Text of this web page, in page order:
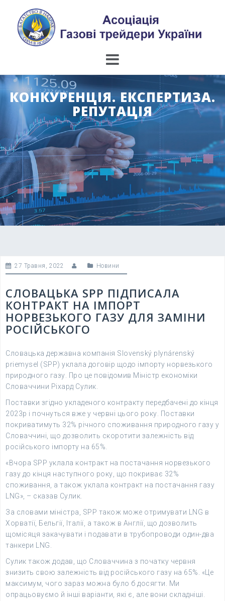
content
КОНКУРЕНЦІЯ. ЕКСПЕРТИЗА.
РЕПУТАЦІЯ
27 Травня, 2022 Новини
СЛОВАЦЬКА SPP ПІДПИСАЛА
КОНТРАКТ НА ІМПОРТ
НОРВЕЗЬКОГО ГАЗУ ДЛЯ ЗАМІНИ
РОСІЙСЬКОГО
Словацька державна компанія Slovenský plynárenský
priemysel (SPP) уклала договір щодо імпорту норвезького
природного газу. Про це повідомив Міністр економіки
Словаччини Ріхард Сулик.
Поставки згідно укладеного контракту передбачені до кінця
2023р і почнуться вже у червні цього року. Поставки
покриватимуть 32% річного споживання природного газу у
Словаччині, що дозволить скоротити залежність від
російського імпорту на 65%.
«Вчора SPP уклала контракт на постачання норвезького
газу до кінця наступного року, що покриває 32%
споживання, а також уклала контракт на постачання газу
LNG», – сказав Сулик.
За словами міністра, SPP також може отримувати LNG в
Хорватії, Бельгії, Італії, а також в Англії, що дозволить
щомісяця закачувати і подавати в трубопроводи один-два
танкери LNG.
Сулик також додав, що Словаччина з початку червня
знизить свою залежність від російського газу на 65%. «Це
максимум, чого зараз можна було б досягти. Ми
опрацьовуємо й інші варіанти, які є, але вони складніші.